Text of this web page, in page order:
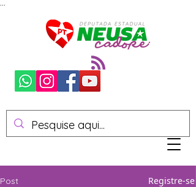
Post Registre-se